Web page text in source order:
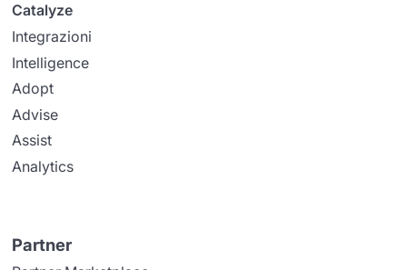
Catalyze
Integrazioni
Intelligence
Adopt
Advise
Assist
Analytics
Partner